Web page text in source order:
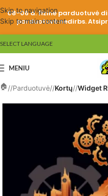
Skip to navigation
Skip to main content
08-06 d. fizinė parduotuvė
parduotuvė nedirbs.
SELECT LANGUAGE
MENIU
/ Parduotuvė/ Kortų/ Widget